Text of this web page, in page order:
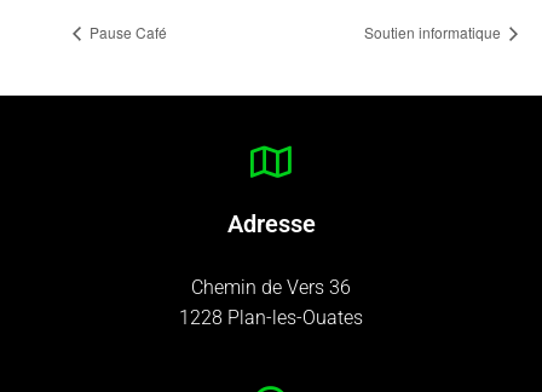
Pause Café Soutien informatique
Adresse
Chemin de Vers 36
1228 Plan-les-Ouates